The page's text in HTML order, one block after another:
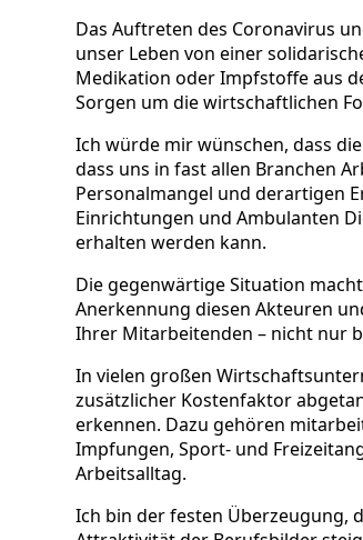
Das Auftreten des Coronavirus
unser Leben von einer
Medikation oder Impfstoffe aus
Sorgen um die wirtschaftlichen
Ich würde mir wünschen, dass
dass uns in fast allen Branchen
Personalmangel und derartigen
Einrichtungen und Ambulanten
erhalten werden kann.
Die gegenwärtige Situation
Anerkennung diesen Akteuren
Ihrer Mitarbeitenden – nicht nur
In vielen großen
zusätzlicher Kostenfaktor
erkennen. Dazu gehören
Impfungen, Sport- und
Arbeitsalltag.
Ich bin der festen Überzeugung,